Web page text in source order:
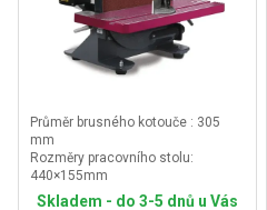
Průměr brusného kotouče : 305
mm
Rozměry pracovního stolu:
440×155mm
Otáčky: 1420ot/min
Skladem - do 3-5 dnů u Vás